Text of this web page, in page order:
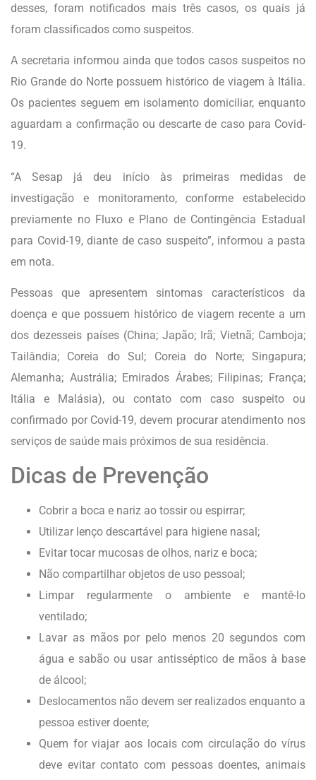
desses, foram notificados mais três casos, os quais já
foram classificados como suspeitos.
A secretaria informou ainda que todos casos suspeitos no
Rio Grande do Norte possuem histórico de viagem à Itália.
Os pacientes seguem em isolamento domiciliar, enquanto
aguardam a confirmação ou descarte de caso para Covid-
19.
“A Sesap já deu início às primeiras medidas de
investigação e monitoramento, conforme estabelecido
previamente no Fluxo e Plano de Contingência Estadual
para Covid-19, diante de caso suspeito”, informou a pasta
em nota.
Pessoas que apresentem sintomas característicos da
doença e que possuem histórico de viagem recente a um
dos dezesseis países (China; Japão; Irã; Vietnã; Camboja;
Tailândia; Coreia do Sul; Coreia do Norte; Singapura;
Alemanha; Austrália; Emirados Árabes; Filipinas; França;
Itália e Malásia), ou contato com caso suspeito ou
confirmado por Covid-19, devem procurar atendimento nos
serviços de saúde mais próximos de sua residência.
Dicas de Prevenção
Cobrir a boca e nariz ao tossir ou espirrar;
Utilizar lenço descartável para higiene nasal;
Evitar tocar mucosas de olhos, nariz e boca;
Não compartilhar objetos de uso pessoal;
Limpar regularmente o ambiente e mantê-lo
ventilado;
Lavar as mãos por pelo menos 20 segundos com
água e sabão ou usar antisséptico de mãos à base
de álcool;
Deslocamentos não devem ser realizados enquanto a
pessoa estiver doente;
Quem for viajar aos locais com circulação do vírus
deve evitar contato com pessoas doentes, animais